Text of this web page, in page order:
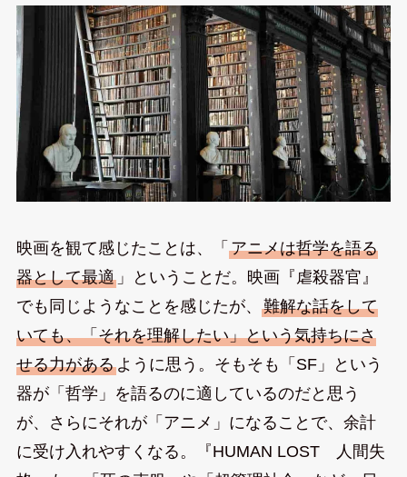
映画を観て感じたことは、「 アニメは哲学を語る
器として最適」ということだ。映画『虐殺器官』
でも同じようなことを感じたが、 難解な話をして
いても、「それを理解したい」という気持ちにさ
せる力があるように思う。そもそも「SF」という
器が「哲学」を語るのに適しているのだと思う
が、さらにそれが「アニメ」になることで、余計
に受け入れやすくなる。『HUMAN LOST 人間失